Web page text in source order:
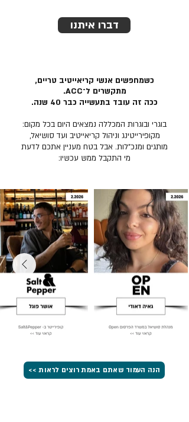
דברו איתנו
כשמחפשים אנשי קריאייטיב טריים,
מתקשרים ל־ACC.
ככה זה עובד בתעשייה כבר 40 שנה.
בוגרי ובוגרות המכללה נמצאים היום בכל מקום:
מקופירייטינג וניהול קריאייטיב ועד סושיאל,
מותגים ומנכ״לות. אבל בטח מעניין אתכם לדעת
מי התקבל ממש עכשיו:
הנה העמוד שאתם באמת רוצים לראות >>